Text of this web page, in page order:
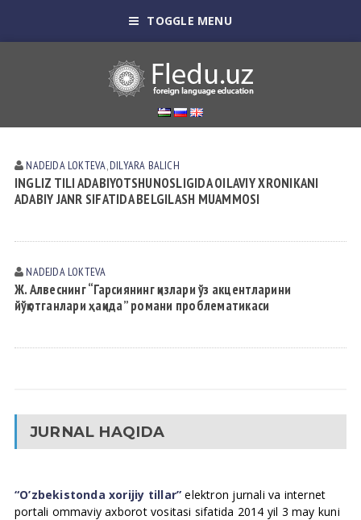
TOGGLE MENU
NADEJDA LOKTEVА,DILYARA BALICH
INGLIZ TILI ADABIYOTSHUNOSLIGIDA OILAVIY XRONIKANI
ADABIY JANR SIFATIDA BELGILASH MUAMMOSI
NADEJDA LOKTEVА
Ж. Алвеснинг “Гарсиянинг қизлари ўз акцентларини
йўқотганлари ҳақида” романи проблематикаси
JURNAL HAQIDA
“O’zbekistonda xorijiy tillar” elektron jurnali va internet
portali ommaviy axborot vositasi sifatida 2014 yil 3 may kuni